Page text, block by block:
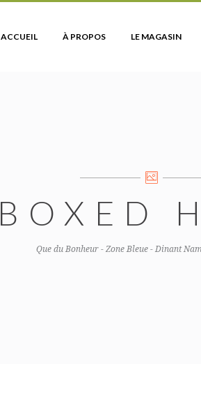
ACCUEIL À PROPOS LE MAGASIN
BOXED
Que du Bonheur - Zone Bleue - Dinant